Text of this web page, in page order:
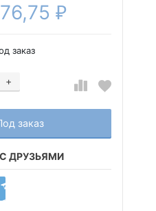
₽
заказ
+
заказ
ДРУЗЬЯМИ